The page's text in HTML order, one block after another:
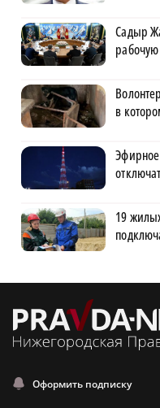
Садыр
рабочую
в
19
Оформить подписку